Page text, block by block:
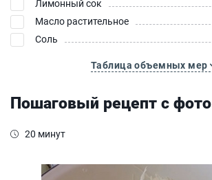
Лимонный сок
Масло растительное
Соль
Таблица объемных мер
Пошаговый рецепт с фото
20 минут